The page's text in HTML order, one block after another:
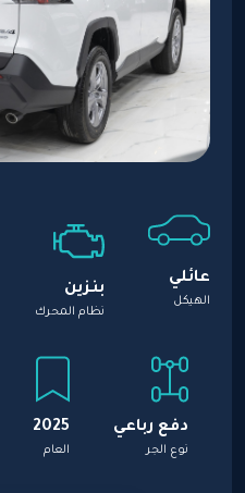
عائلي
الهيكل
بنزين
نظام المحرك
دفع رباعي
نوع الجر
2025
العام